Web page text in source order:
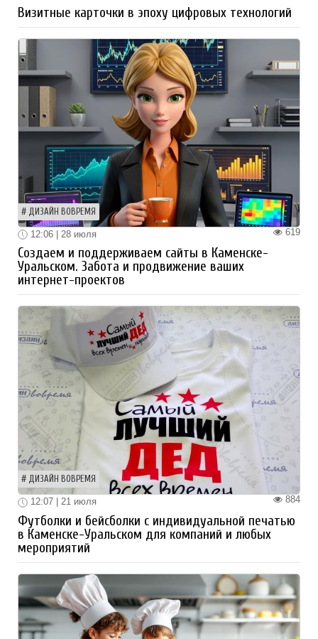
Визитные карточки в эпоху цифровых технологий
ДИЗАЙН ВОВРЕМЯ
619
12:06 | 28 июля
Создаем и поддерживаем сайты в Каменске-
Уральском. Забота и продвижение ваших
интернет-проектов
ДИЗАЙН ВОВРЕМЯ
884
12:07 | 21 июля
Футболки и бейсболки с индивидуальной печатью
в Каменске-Уральском для компаний и любых
мероприятий